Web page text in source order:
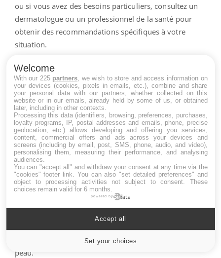
ou si vous avez des besoins particuliers, consultez un
dermatologue ou un professionnel de la santé pour
obtenir des recommandations spécifiques à votre
situation.
Enfin, il est important de noter que l'utilisation de la
crème solaire est seulement une partie de la protection
solaire globale.
Quels vêtements pour se
protéger ?
Pour vous protéger du soleil, voici quelques conseils
sur les vêtements à choisir :
Optez pour des vêtements à manches longues,
du soleil en couvrant une plus grande partie de votre
peau.
Welcome
With our 225 partners , we wish to store and access information on
your devices (cookies, pixels in emails, etc.), combine and share
your personal data with our partners, whether collected on this
website or in our emails, already held by some of us, or obtained
later, including in other contexts.
Processing this data (identifiers, browsing, preferences, purchases,
loyalty programs, IP, postal addresses and emails, phone, precise
geolocation, etc.) allows developing and offering you services,
content, commercial offers and ads across your devices and
screens (including by email, post, SMS, phone, audio, and video),
personalising them, measuring their performance, and analysing
audiences.
You can "accept all" and withdraw your consent at any time via the
"cookies" footer link . You can also "set detailed preferences" and
object to processing activities not subject to consent. These
choices remain valid for 6 months.
powered by
Set your choices
Accept all